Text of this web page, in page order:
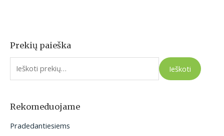
Prekių paieška
I
e
o
Ieškoti
Rekomeduojame
Pradedantiesiems